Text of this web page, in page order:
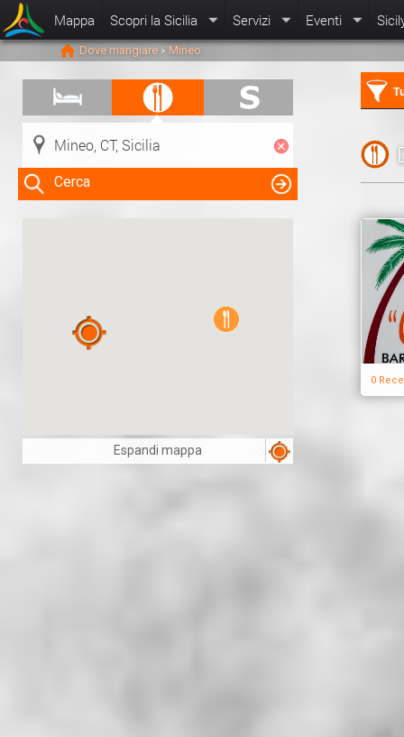
Mappa Scopri la Sicilia Servizi Eventi
Dove mangiare > Mineo
Cerca
per visualizzare le informazioni
Espandi mappa
0